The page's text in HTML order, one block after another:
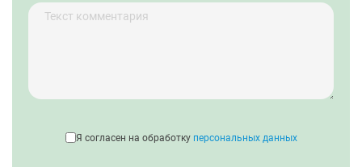
Я согласен на обработку персональных данных